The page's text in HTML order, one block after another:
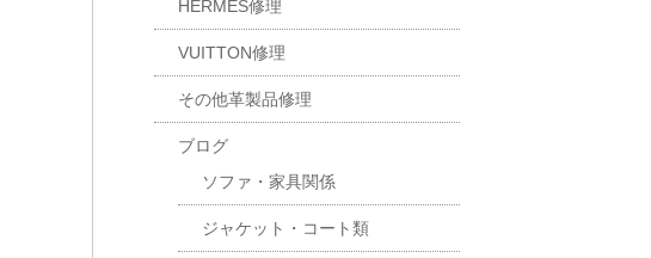
HERMES修理
VUITTON修理
その他革製品修理
ブログ
ソファ・家具関係
ジャケット・コート類